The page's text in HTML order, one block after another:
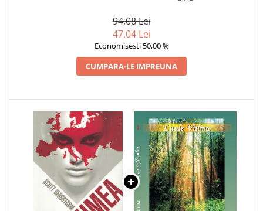
94,08 Lei
47,04 Lei
Economisesti 50,00 %
CUMPARA-LE IMPREUNA